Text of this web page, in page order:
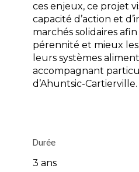
ces enjeux, ce projet
capacité d’action et
marchés solidaires
pérennité et mieux
leurs systèmes
accompagnant
d’Ahuntsic-Cartierville.
Durée
3 ans